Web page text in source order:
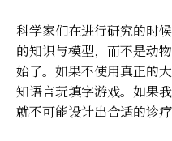
科学家们在进行研究的时
的知识与模型，而不是动
始了。如果不使用真正的
知语言玩填字游戏。如果
就不可能设计出合适的诊疗